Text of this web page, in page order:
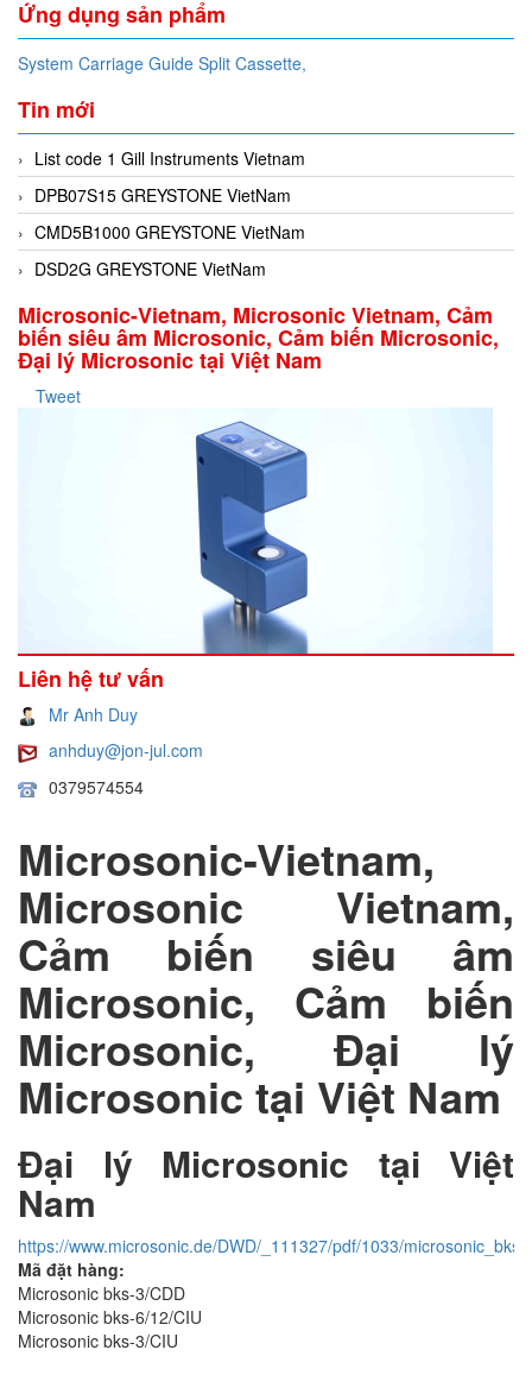
Ứng dụng sản phẩm
System Carriage Guide Split Cassette,
Tin mới
List code 1 Gill Instruments Vietnam
DPB07S15 GREYSTONE VietNam
CMD5B1000 GREYSTONE VietNam
DSD2G GREYSTONE VietNam
Microsonic-Vietnam, Microsonic Vietnam, Cảm
biến siêu âm Microsonic, Cảm biến Microsonic,
Đại lý Microsonic tại Việt Nam
Tweet
Liên hệ tư vấn
Mr Anh Duy
anhduy@jon-jul.com
0379574554
Microsonic-Vietnam,
Microsonic Vietnam,
Cảm biến siêu âm
Microsonic, Cảm biến
Microsonic, Đại lý
Microsonic tại Việt Nam
Đại lý Microsonic tại Việt
Nam
https://www.microsonic.de/DWD/_111327/pdf/1033/
Mã đặt hàng:
Microsonic bks-3/CDD
Microsonic bks-6/12/CIU
Microsonic bks-3/CIU